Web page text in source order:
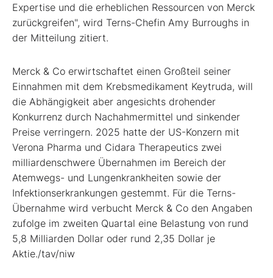
Expertise und die erheblichen Ressourcen von Merck
zurückgreifen", wird Terns-Chefin Amy Burroughs in
der Mitteilung zitiert.
Merck & Co erwirtschaftet einen Großteil seiner
Einnahmen mit dem Krebsmedikament Keytruda, will
die Abhängigkeit aber angesichts drohender
Konkurrenz durch Nachahmermittel und sinkender
Preise verringern. 2025 hatte der US-Konzern mit
Verona Pharma und Cidara Therapeutics zwei
milliardenschwere Übernahmen im Bereich der
Atemwegs- und Lungenkrankheiten sowie der
Infektionserkrankungen gestemmt. Für die Terns-
Übernahme wird verbucht Merck & Co den Angaben
zufolge im zweiten Quartal eine Belastung von rund
5,8 Milliarden Dollar oder rund 2,35 Dollar je
Aktie./tav/niw